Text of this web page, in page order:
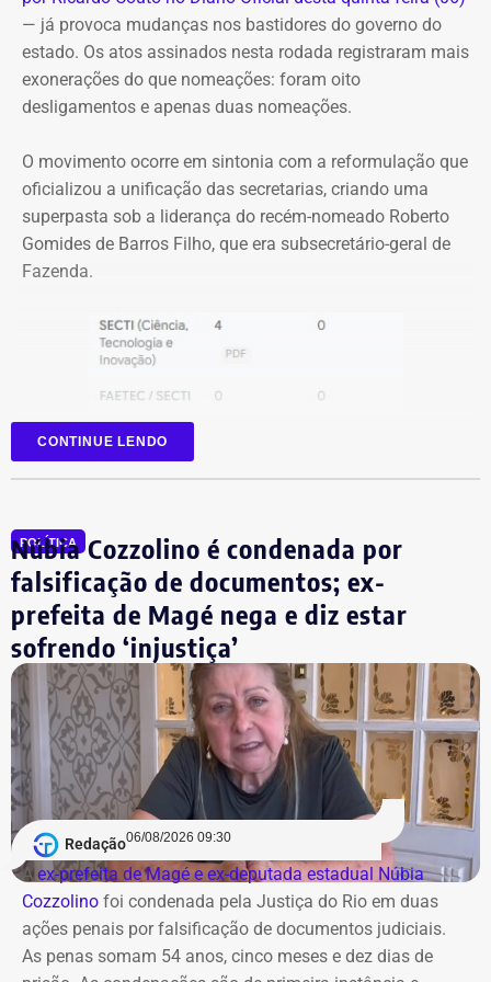
Além da inauguração do bicicletário, a prefeitura prevê
uma reorganização do entorno da estação de Charitas,
com readequação das vagas de estacionamento e
reforço da fiscalização para coibir o estacionamento
Com informações do jornal “O Globo”.
— já provoca mudanças nos bastidores do governo do
estado. Os atos assinados nesta rodada registraram mais
exonerações do que nomeações: foram oito
desligamentos e apenas duas nomeações.
O movimento ocorre em sintonia com a reformulação que
oficializou a unificação das secretarias, criando uma
superpasta sob a liderança do recém-nomeado Roberto
Gomides de Barros Filho, que era subsecretário-geral de
Fazenda.
CONTINUE LENDO
POLÍTICA
Núbia Cozzolino é condenada por
falsificação de documentos; ex-
prefeita de Magé nega e diz estar
sofrendo ‘injustiça’
Redação06/08/2026 09:30
Aex-prefeita de Magé e ex-deputada estadual Núbia
Cozzolino foi condenada pela Justiça do Rio em duas
ações penais por falsificação de documentos judiciais.
As penas somam 54 anos, cinco meses e dez dias de